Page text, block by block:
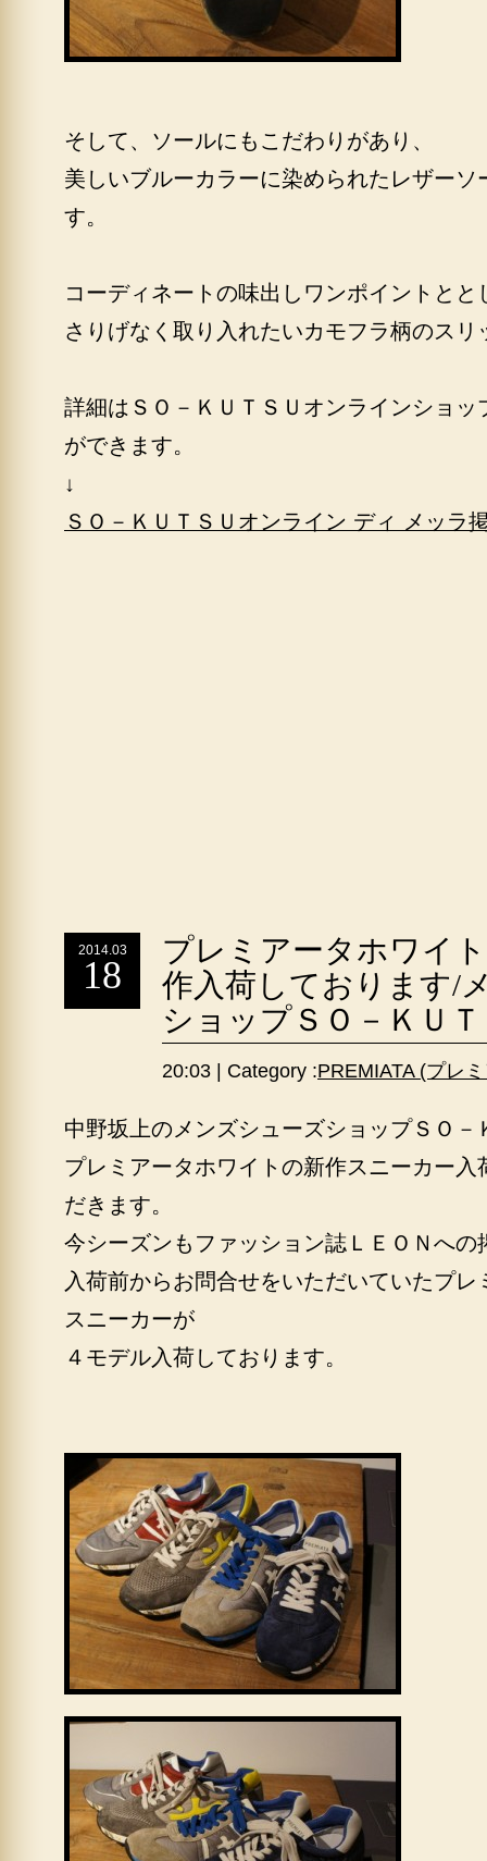
そして、ソールにもこだわりがあり、
美しいブルーカラーに染められたレザーソ
す。
コーディネートの味出しワンポイントとと
さりげなく取り入れたいカモフラ柄のスリ
詳細はＳＯ－ＫＵＴＳＵオンラインショッ
ができます。
↓
ＳＯ－ＫＵＴＳＵオンライン ディ メッラ
2014.03
18
プレミアータホワイ
作入荷しております/
ショップＳＯ－ＫＵ
20:03 | Category :PREMIATA (プレ
中野坂上のメンズシューズショップＳＯ－
プレミアータホワイトの新作スニーカー
だきます。
今シーズンもファッション誌ＬＥＯＮへの
入荷前からお問合せをいただいていたプ
スニーカーが
４モデル入荷しております。